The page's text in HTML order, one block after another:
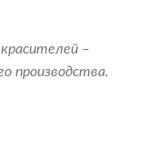
–
производства.